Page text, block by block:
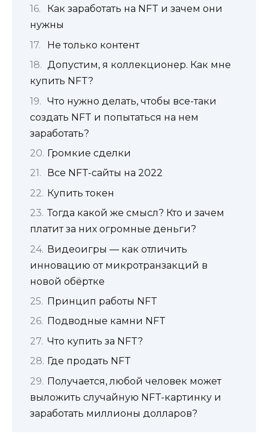
Как заработать на NFT и зачем они
нужны
Не только контент
Допустим, я коллекционер. Как мне
купить NFT?
Что нужно делать, чтобы все-таки
создать NFT и попытаться на нем
заработать?
Громкие сделки
Все NFT-сайты на 2022
Купить токен
Тогда какой же смысл? Кто и зачем
платит за них огромные деньги?
Видеоигры — как отличить
инновацию от микротранзакций в
новой обёртке
Принцип работы NFT
Подводные камни NFT
Что купить за NFT?
Где продать NFT
Получается, любой человек может
выложить случайную NFT-картинку и
заработать миллионы долларов?